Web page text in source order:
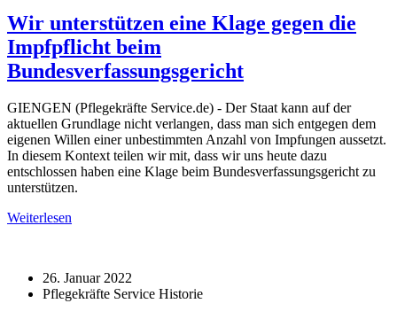
Wir unterstützen eine Klage gegen die
Impfpflicht beim
Bundesverfassungsgericht
GIENGEN (Pflegekräfte Service.de) - Der Staat kann auf der
aktuellen Grundlage nicht verlangen, dass man sich entgegen dem
eigenen Willen einer unbestimmten Anzahl von Impfungen aussetzt.
In diesem Kontext teilen wir mit, dass wir uns heute dazu
entschlossen haben eine Klage beim Bundesverfassungsgericht zu
unterstützen.
Weiterlesen
26. Januar 2022
Pflegekräfte Service Historie